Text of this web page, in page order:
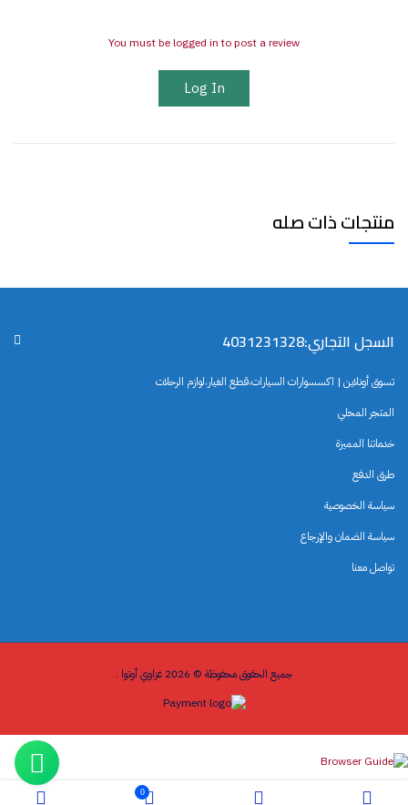
You must be logged in to post a review
Log In
منتجات ذات صله
السجل التجاري:4031231328
تسوق أونلاين | اكسسوارات السيارات،قطع الغيار،لوازم الرحلات
المتجر المحلي
خدماتنا المميزة
طرق الدفع
سياسة الخصوصية
سياسة الضمان والإرجاع
تواصل معنا
جميع الحقوق محفوظة © 2026 غزاوي أوتوا .
0